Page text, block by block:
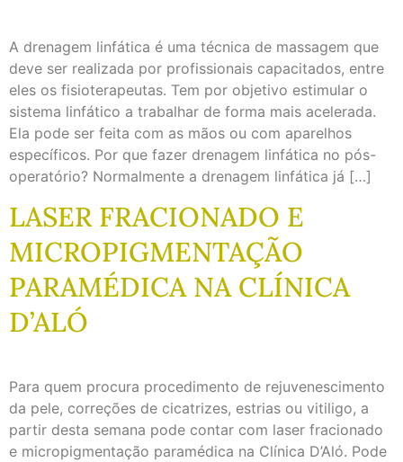
A drenagem linfática é uma técnica de massagem que
deve ser realizada por profissionais capacitados, entre
eles os fisioterapeutas. Tem por objetivo estimular o
sistema linfático a trabalhar de forma mais acelerada.
Ela pode ser feita com as mãos ou com aparelhos
específicos. Por que fazer drenagem linfática no pós-
operatório? Normalmente a drenagem linfática já […]
LASER FRACIONADO E
MICROPIGMENTAÇÃO
PARAMÉDICA NA CLÍNICA
D’ALÓ
Para quem procura procedimento de rejuvenescimento
da pele, correções de cicatrizes, estrias ou vitiligo, a
partir desta semana pode contar com laser fracionado
e micropigmentação paramédica na Clínica D’Aló. Pode